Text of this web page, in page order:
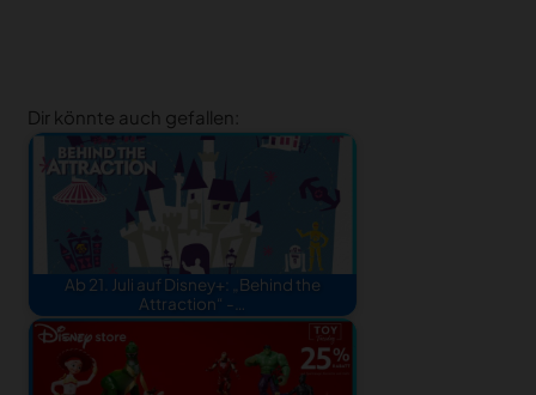
Dir könnte auch gefallen:
Ab 21. Juli auf Disney+: „Behind the
Attraction“ -…